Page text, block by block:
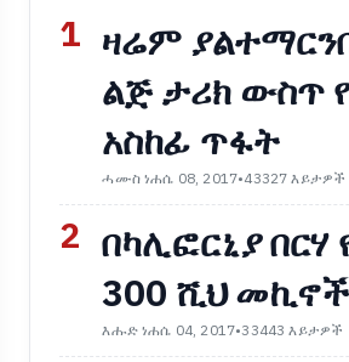
1 ዛሬም
ልጅ ታሪክ ውስጥ
አስከፊ ጥፋት
ሓሙስ ነሐሴ 08, 2017•43327 እይታዎች
2 በካሊፎርኒያ
300 ሺህ መኪኖች
እሑድ ነሐሴ 04, 2017•33443 እይታዎች